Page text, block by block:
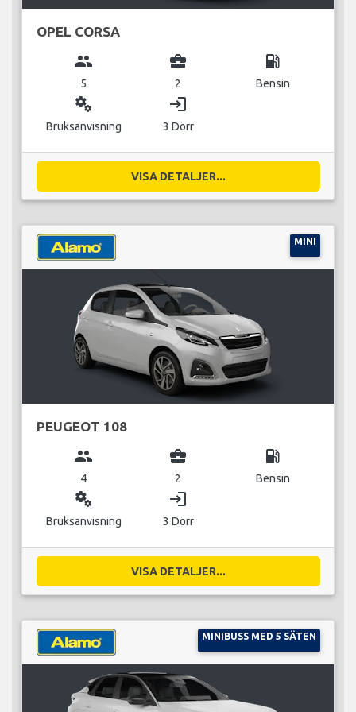
OPEL CORSA
group
5
business_center
2
local_gas_station
Bensin
miscellaneous_services
Bruksanvisning
login
3 Dörr
VISA DETALJER...
MINI
PEUGEOT 108
group
4
business_center
2
local_gas_station
Bensin
miscellaneous_services
Bruksanvisning
login
3 Dörr
VISA DETALJER...
MINIBUSS MED 5 SÄTEN